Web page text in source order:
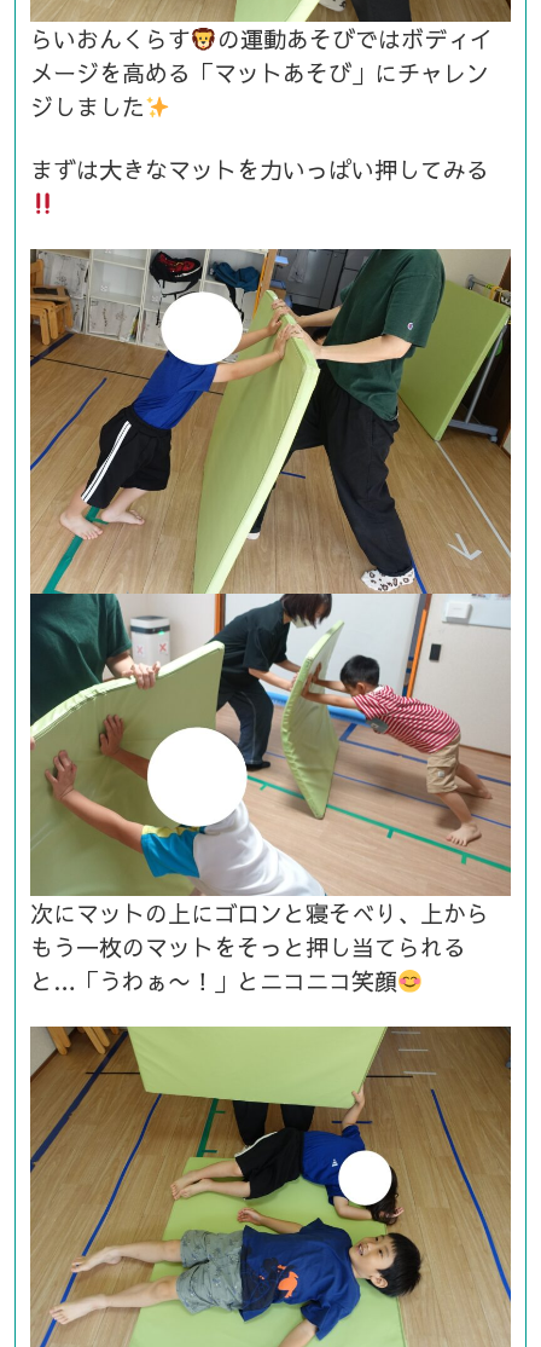
らいおんくらす
の運動あそびではボディイ
メージを高める「マットあそび」にチャレン
ジしました
まずは大きなマットを力いっぱい押してみる
次にマットの上にゴロンと寝そべり、上から
もう一枚のマットをそっと押し当てられる
と…「うわぁ〜！」とニコニコ笑顔